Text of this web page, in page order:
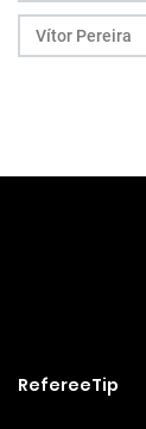
Vítor Pereira
RefereeTip